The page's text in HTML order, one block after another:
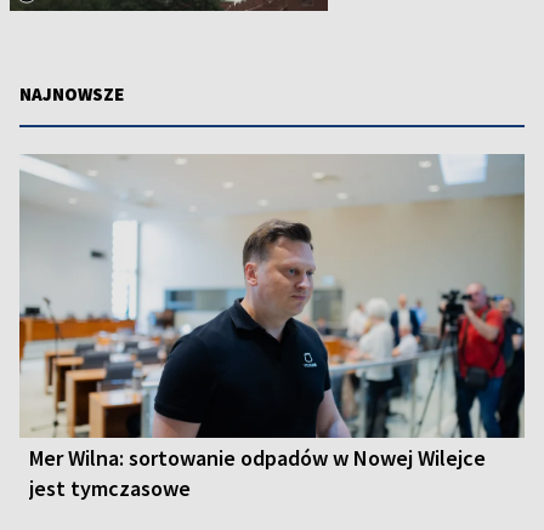
NAJNOWSZE
Mer Wilna: sortowanie odpadów w Nowej Wilejce
jest tymczasowe